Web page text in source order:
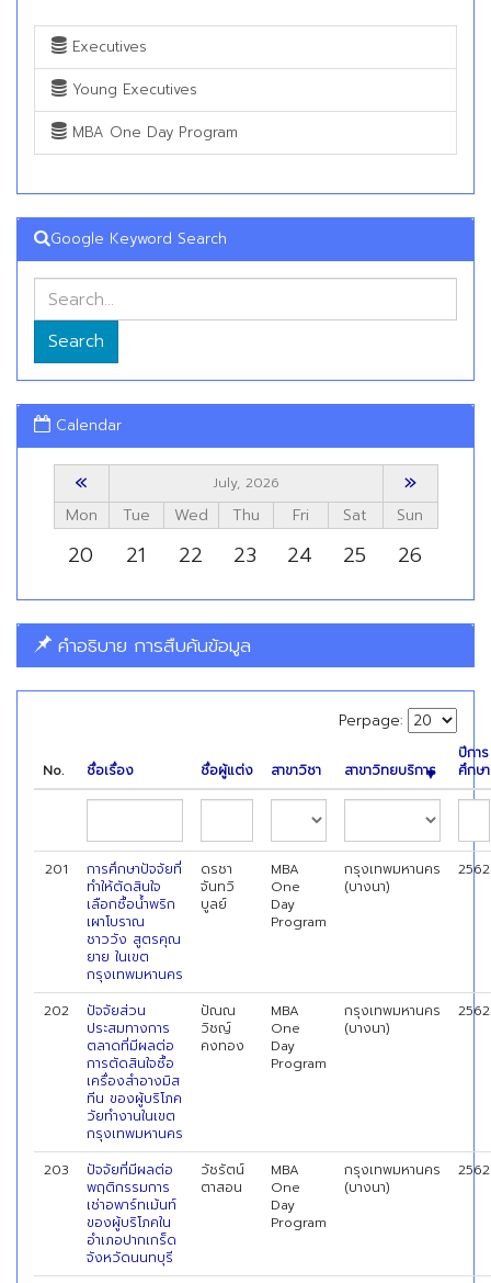
Executives
Young Executives
MBA One Day Program
Google Keyword Search
Search
Calendar
« July, 2026 »
Mon Tue Wed Thu Fri Sat Sun
20 21 22 23 24 25 26
คำอธิบาย การสืบค้นข้อมูล
Perpage:
No. ชื่อเรื่อง ชื่อผู้แต่ง สาขาวิชา สาขาวิทยบริการ
ปีการ
ศึกษา
201
การศึกษาปัจจัยที่
ทำให้ตัดสินใจ
เลือกซื้อน้ำพริก
เผาโบราณ
ชาววัง สูตรคุณ
ยาย ในเขต
กรุงเทพมหานคร
ดรชา
จันทวิ
บูลย์
MBA
One
Day
Program
กรุงเทพมหานคร
(บางนา)
2562
202
ปัจจัยส่วน
ประสมทางการ
ตลาดที่มีผลต่อ
การตัดสินใจซื้อ
เครื่องสำอางมิส
ทีน ของผู้บริโภค
วัยทำงานในเขต
กรุงเทพมหานคร
ปัณณ
วิชญ์
คงทอง
MBA
One
Day
Program
กรุงเทพมหานคร
(บางนา)
2562
203
ปัจจัยที่มีผลต่อ
พฤติกรรมการ
เช่าอพาร์ทเม้นท์
ของผู้บริโภคใน
อำเภอปากเกร็ด
จังหวัดนนทบุรี
วัชรัตน์
ตาสอน
MBA
One
Day
Program
กรุงเทพมหานคร
(บางนา)
2562